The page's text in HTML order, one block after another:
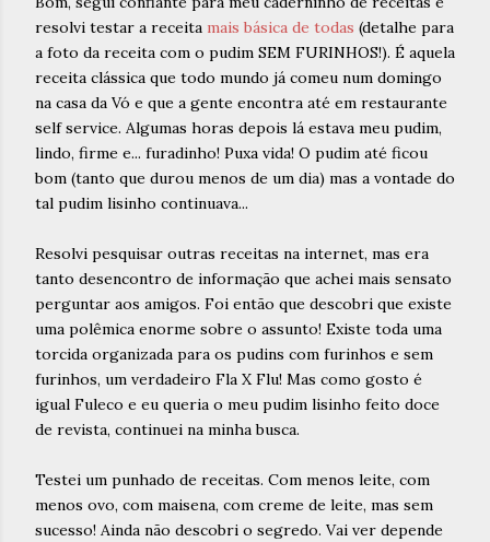
resolvi testar a receita mais básica de todas (detalhe para
a foto da receita com o pudim SEM FURINHOS!). É aquela
receita clássica que todo mundo já comeu num domingo
na casa da Vó e que a gente encontra até em restaurante
self service. Algumas horas depois lá estava meu pudim,
lindo, firme e... furadinho! Puxa vida! O pudim até ficou
bom (tanto que durou menos de um dia) mas a vontade do
tal pudim lisinho continuava...
Resolvi pesquisar outras receitas na internet, mas era
tanto desencontro de informação que achei mais sensato
perguntar aos amigos. Foi então que descobri que existe
uma polêmica enorme sobre o assunto! Existe toda uma
torcida organizada para os pudins com furinhos e sem
furinhos, um verdadeiro Fla X Flu! Mas como gosto é
igual Fuleco e eu queria o meu pudim lisinho feito doce
de revista, continuei na minha busca.
Testei um punhado de receitas. Com menos leite, com
menos ovo, com maisena, com creme de leite, mas sem
sucesso! Ainda não descobri o segredo. Vai ver depende